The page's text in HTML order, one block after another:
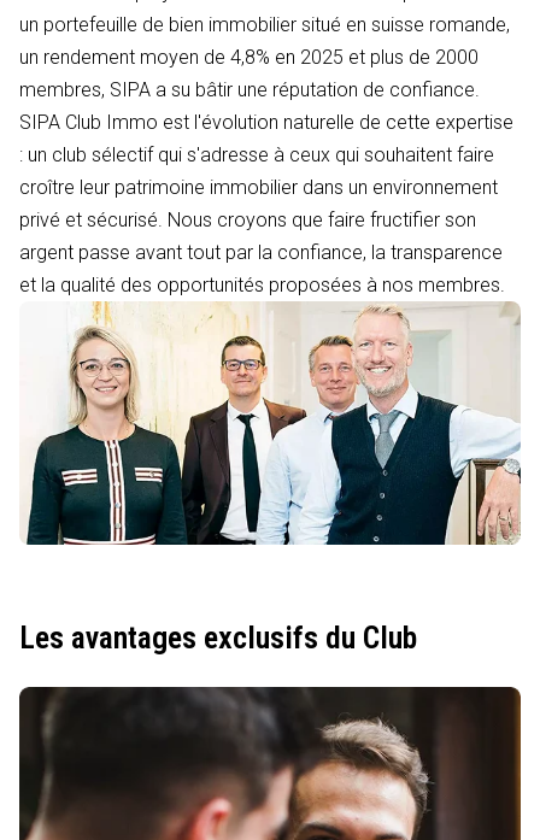
un portefeuille de bien immobilier situé en suisse romande,
un rendement moyen de 4,8% en 2025 et plus de 2000
membres, SIPA a su bâtir une réputation de confiance.
SIPA Club Immo est l'évolution naturelle de cette expertise
: un club sélectif qui s'adresse à ceux qui souhaitent faire
croître leur patrimoine immobilier dans un environnement
privé et sécurisé. Nous croyons que faire fructifier son
argent passe avant tout par la confiance, la transparence
et la qualité des opportunités proposées à nos membres.
Les avantages exclusifs du Club